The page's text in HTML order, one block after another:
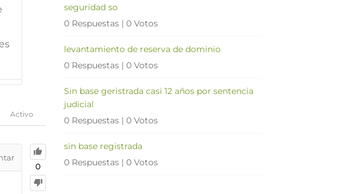
Activo
0
seguridad so
0 Respuestas | 0 Votos
levantamiento de reserva de dominio
0 Respuestas | 0 Votos
Sin base geristrada casi 12 años por sentencia
judicial
0 Respuestas | 0 Votos
sin base registrada
0 Respuestas | 0 Votos